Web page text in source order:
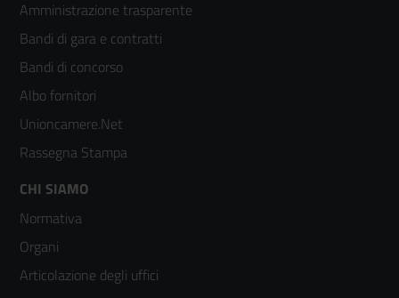
menù
colonna
2
Amministrazione trasparente
Bandi di gara e contratti
Bandi di concorso
Albo fornitori
Unioncamere.Net
Rassegna Stampa
Footer
menù
colonna
CHI SIAMO
Normativa
Organi
Articolazione degli uffici